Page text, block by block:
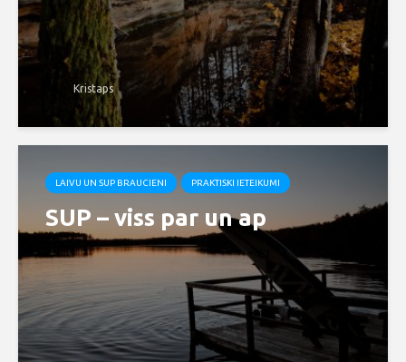
Kristaps
LAIVU UN SUP BRAUCIENI PRAKTISKI IETEIKUMI
SUP – viss par un ap